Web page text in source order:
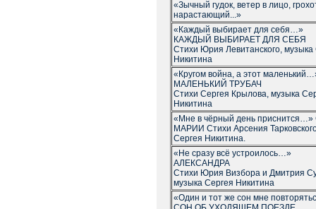
«Зычный гудок, ветер в лицо,
нарастающий...»
«Каждый выбирает для себя…»
КАЖДЫЙ ВЫБИРАЕТ ДЛЯ СЕБЯ
Стихи Юрия Левитанского, музыка
Никитина
«Кругом война, а этот
МАЛЕНЬКИЙ ТРУБАЧ
Стихи Сергея Крылова, музыка
Никитина
«Мне в чёрный день
МАРИИ Стихи Арсения
Сергея Никитина.
«Не сразу всё устроилось…»
АЛЕКСАНДРА
Стихи Юрия Визбора и Дмитрия
музыка Сергея Никитина
«Один и тот же сон мне